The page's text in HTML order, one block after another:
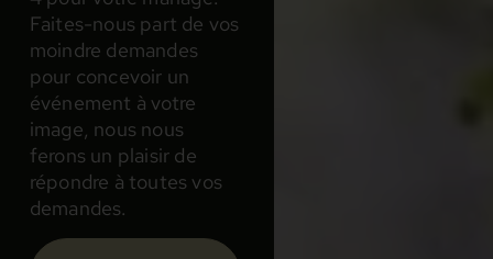
Faites-nous part de vos
moindre demandes
pour concevoir un
événement à votre
image, nous nous
ferons un plaisir de
répondre à toutes vos
demandes.